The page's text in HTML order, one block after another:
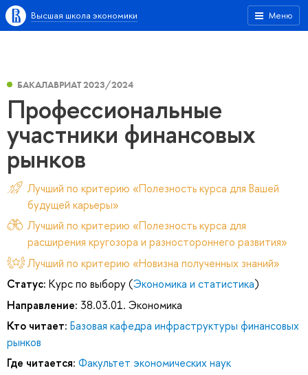
Меню
Высшая школа экономики
БАКАЛАВРИАТ 2023/2024
Профессиональные
участники финансовых
рынков
Лучший по критерию «Полезность курса для Вашей
будущей карьеры»
Лучший по критерию «Полезность курса для
расширения кругозора и разностороннего развития»
Лучший по критерию «Новизна полученных знаний»
Статус: Курс по выбору (Экономика и статистика)
Направление: 38.03.01. Экономика
Кто читает: Базовая кафедра инфраструктуры финансовых
рынков
Где читается: Факультет экономических наук